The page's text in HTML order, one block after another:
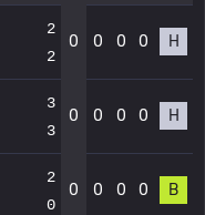
2
2
0 0 0 0 Н
3
3
0 0 0 0 Н
2
0
0 0 0 0 В